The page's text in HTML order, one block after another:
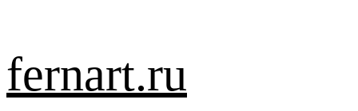
Перейти
к
содержимому
fernart.ru